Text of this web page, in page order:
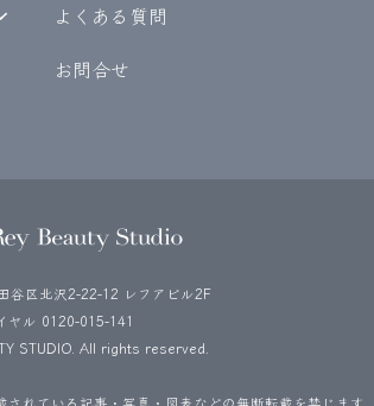
よくある質問
お問合せ
谷区北沢2-22-12 レフアビル2F
ヤル 0120-015-141
STUDIO. All rights reserved.